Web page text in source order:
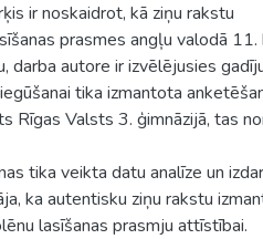
ir noskaidrot, kā ziņu rakstu
prasmes angļu valodā 11.
darba autore ir izvēlējusies
tika izmantota
Rīgas Valsts 3. ģimnāzijā, tas
tika veikta datu analīze un
ka autentisku ziņu rakstu
lasīšanas prasmju attīstībai.